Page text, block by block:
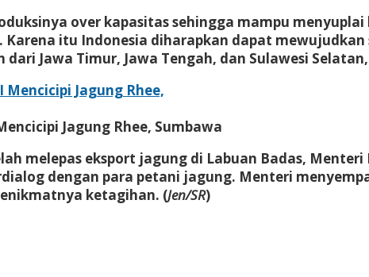
over kapasitas sehingga mampu
Karena itu Indonesia diharapkan dapat
dari Jawa Timur, Jawa Tengah, dan Sulawesi
Jagung Rhee, Sumbawa
melepas eksport jagung di Labuan Badas,
dengan para petani jagung. Menteri
ketagihan. (Jen/SR)